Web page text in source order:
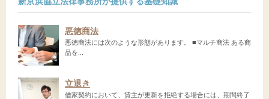
悪徳商法
悪徳商法には次のような形態があります。 ■マルチ商法 ある商
品を...
立退き
借家契約において、貸主が更新を拒絶する場合には、期間終了